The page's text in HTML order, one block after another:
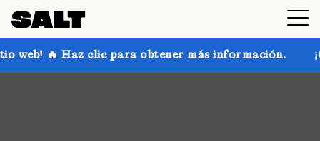
para obtener más información. ¡Consigue hasta